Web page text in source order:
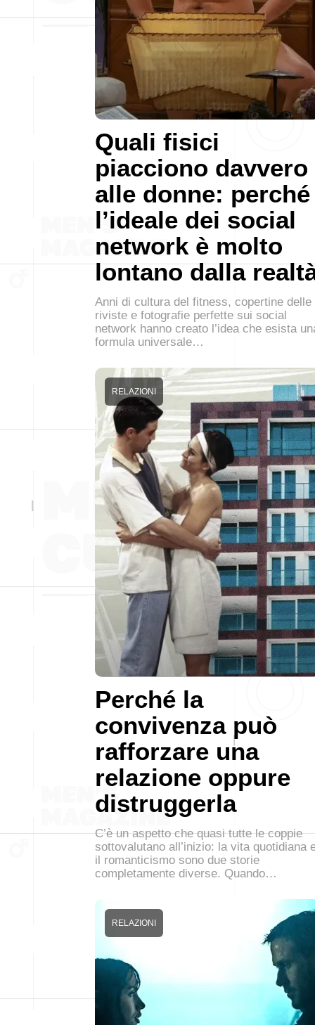
Quali fisici
piacciono davvero
alle donne: perché
l’ideale dei social
network è molto
lontano dalla
Anni di cultura del fitness, copertine delle
riviste e fotografie perfette sui social
network hanno creato l’idea che esista
formula universale…
Perché la
convivenza può
rafforzare una
relazione oppure
distruggerla
RELAZIONI
C’è un aspetto che quasi tutte le coppie
sottovalutano all’inizio: la vita quotidiana
il romanticismo sono due storie
completamente diverse. Quando…
RELAZIONI